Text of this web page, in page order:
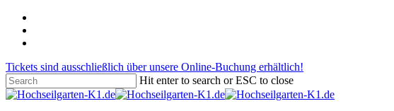
Skip
main
Tickets sind ausschließlich über unsere Online-Buchung erhältlich!
Hit enter to search or ESC to close
Close